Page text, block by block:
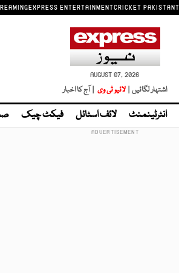
EXPRESS ENTERTAINMENTCRICKET PAKISTAN
AUGUST 07, 2026
اشتہار لگائیں | لائیو ٹی وی | آج کا اخبار
انٹرٹینمنٹ لائف اسٹائل فیکٹ چیک